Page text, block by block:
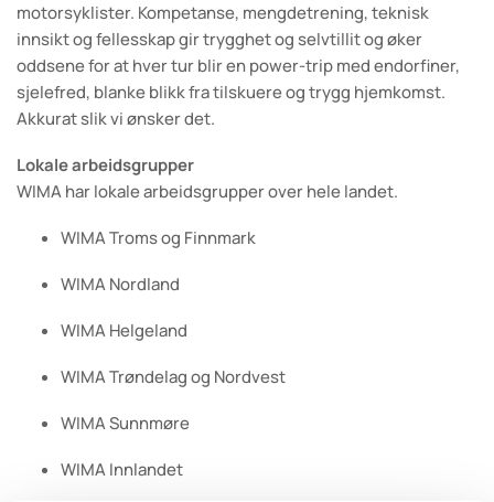
motorsyklister. Kompetanse, mengdetrening, teknisk
innsikt og fellesskap gir trygghet og selvtillit og øker
oddsene for at hver tur blir en power-trip med endorfiner,
sjelefred, blanke blikk fra tilskuere og trygg hjemkomst.
Akkurat slik vi ønsker det.
Lokale arbeidsgrupper
WIMA har lokale arbeidsgrupper over hele landet.
WIMA Troms og Finnmark
WIMA Nordland
WIMA Helgeland
WIMA Trøndelag og Nordvest
WIMA Sunnmøre
WIMA Innlandet